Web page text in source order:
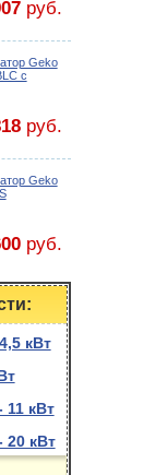
руб.
Geko
с
руб.
Geko
руб.
кВт
11 кВт
20 кВт